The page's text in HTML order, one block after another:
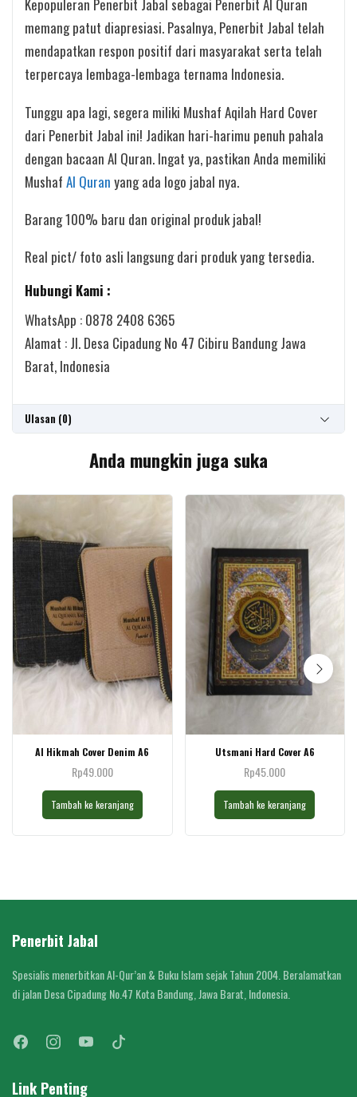
Kepopuleran Penerbit Jabal sebagai Penerbit Al Quran
memang patut diapresiasi. Pasalnya, Penerbit Jabal telah
mendapatkan respon positif dari masyarakat serta telah
terpercaya lembaga-lembaga ternama Indonesia.
Tunggu apa lagi, segera miliki Mushaf Aqilah Hard Cover
dari Penerbit Jabal ini! Jadikan hari-harimu penuh pahala
dengan bacaan Al Quran. Ingat ya, pastikan Anda memiliki
Mushaf Al Quran yang ada logo jabal nya.
Barang 100% baru dan original produk jabal!
Real pict/ foto asli langsung dari produk yang tersedia.
Hubungi Kami :
WhatsApp : 0878 2408 6365
Alamat : Jl. Desa Cipadung No 47 Cibiru Bandung Jawa
Barat, Indonesia
Ulasan (0)
Anda mungkin juga suka
Al Hikmah Cover Denim A6
Rp49.000
Tambah ke keranjang
Utsmani Hard Cover A6
Rp45.000
Tambah ke keranjang
Penerbit Jabal
Spesialis menerbitkan Al-Qur’an & Buku Islam sejak Tahun 2004. Beralamatkan
di jalan Desa Cipadung No.47 Kota Bandung, Jawa Barat, Indonesia.
Link Penting